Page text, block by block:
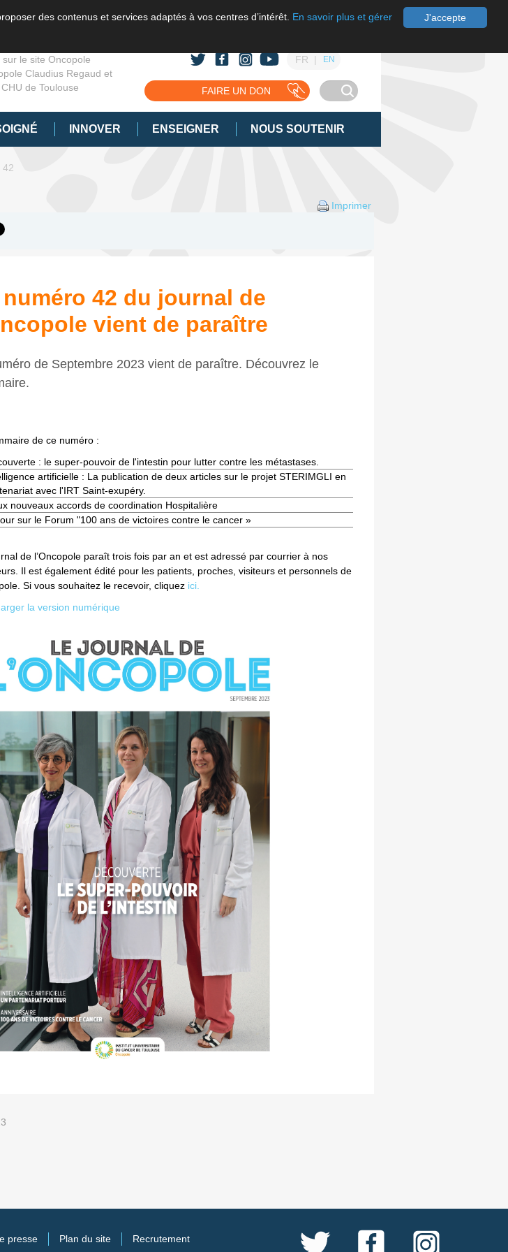
J'accepte
des contenus et services adaptés à vos centres d’intérêt. En savoir plus et gérer
le site Oncopole
Claudius Regaud et
de Toulouse
FR EN
FAIRE UN DON
INNOVER ENSEIGNER NOUS SOUTENIR
42
Imprimer
numéro 42 du journal de
vient de paraître
de Septembre 2023 vient de paraître. Découvrez le
de ce numéro :
: le super-pouvoir de l'intestin pour lutter contre les métastases.
artificielle : La publication de deux articles sur le projet STERIMGLI en
avec l'IRT Saint-exupéry.
nouveaux accords de coordination Hospitalière
sur le Forum "100 ans de victoires contre le cancer »
de l’Oncopole paraît trois fois par an et est adressé par courrier à nos
Il est également édité pour les patients, proches, visiteurs et personnels de
Si vous souhaitez le recevoir, cliquez ici.
la version numérique
presse Plan du site Recrutement